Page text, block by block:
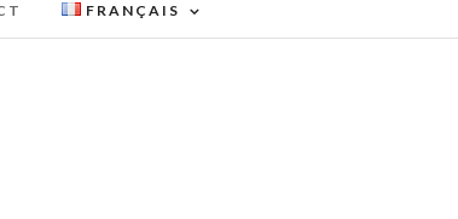
FRANÇAIS